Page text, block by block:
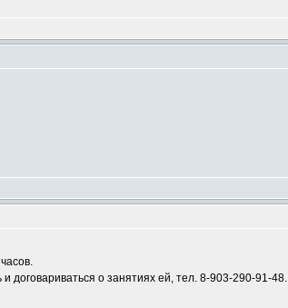
договариваться о занятиях ей, тел. 8-903-290-91-48.